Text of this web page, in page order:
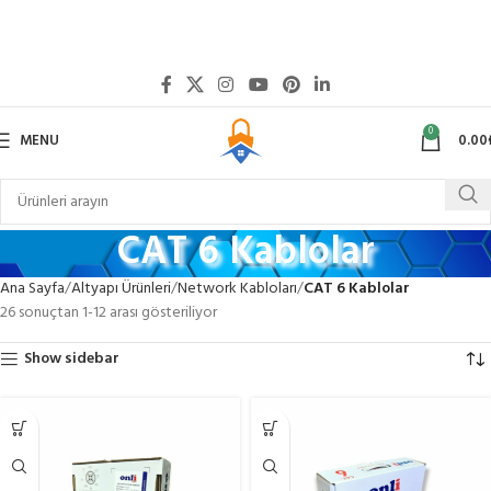
MENU 0 0.00
CAT 6 Kablolar
Ana Sayfa Altyapı Ürünleri Network Kabloları CAT 6 Kablolar
26 sonuçtan 1-12 arası gösteriliyor
Show sidebar